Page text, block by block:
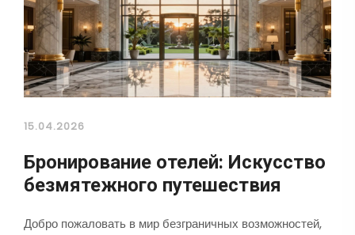
15.04.2026
Бронирование отелей: Искусство
безмятежного путешествия
Добро пожаловать в мир безграничных возможностей,